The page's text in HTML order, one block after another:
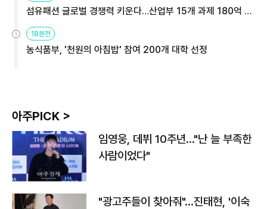
섬유패션 글로벌 경쟁력 키운다…산업부 15개 과제 180억 지
원
18분전
농식품부, '천원의 아침밥' 참여 200개 대학 선정
아주PICK >
임영웅, 데뷔 10주년…"난 늘 부족한
사람이었다"
"광고주들이 찾아줘"…진태현, '이숙